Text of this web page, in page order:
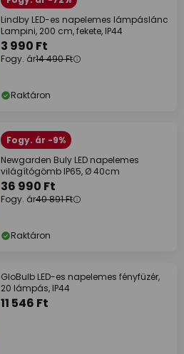
Lindby LED-es napelemes lámpáslánc
Lampini, 200 cm, fekete, IP44
3 990 Ft
Fogy. ár14 490 Ft
Raktáron
Fogy. ár -9%
Newgarden Buly LED napelemes
világítógömb IP65, Ø 40cm
36 990 Ft
Fogy. ár40 891 Ft
Raktáron
GloBulb LED-es napelemes fényfüzér,
20 lámpás, IP44
11 546 Ft